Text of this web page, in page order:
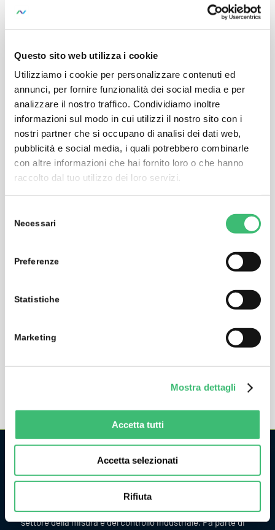
Questo sito web utilizza i cookie
Utilizziamo i cookie per personalizzare contenuti ed
annunci, per fornire funzionalità dei social media e per
analizzare il nostro traffico. Condividiamo inoltre
informazioni sul modo in cui utilizzi il nostro sito con i
nostri partner che si occupano di analisi dei dati web,
pubblicità e social media, i quali potrebbero combinarle
con altre informazioni che hai fornito loro o che hanno
raccolto dal tuo utilizzo dei loro servizi.
delNecessari
Preferenze
Statistiche
Marketing
Mostra dettagli
Accetta tutti
Accetta selezionati
Rifiuta
Apparecchiatura di prova per cavi di ricarica elettrica
(senza 6 mA)
Apparecchiature di prova per cavi di ricarica elettrica
CHI SIAMO
La GMC Instruments Italia è la filiale italiana del gruppo
settore della misura e del controllo industriale. Fa parte di